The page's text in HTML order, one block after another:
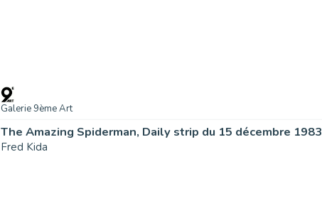
Galerie 9ème Art
The Amazing Spiderman, Daily strip du 15 décembre 1983
Fred Kida